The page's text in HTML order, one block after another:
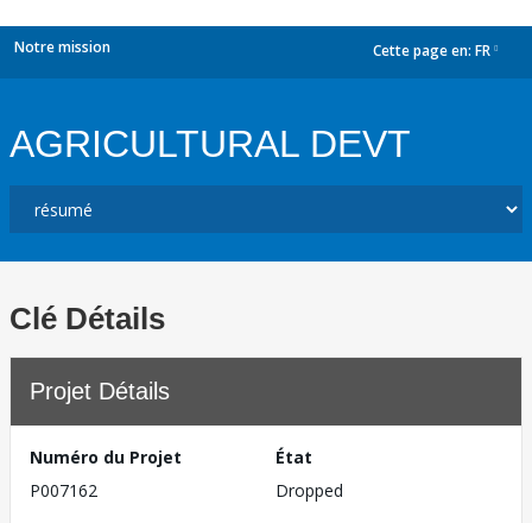
Notre mission Cette page en: FR
AGRICULTURAL DEVT
Clé Détails
Projet Détails
Numéro du Projet
P007162
État
Dropped